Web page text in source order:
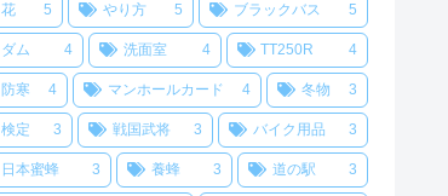
花 5 やり方 5 ブラックバス 5
ダム 4 洗面室 4 TT250R 4
防寒 4 マンホールカード 4 冬物 3
検定 3 戦国武将 3 バイク用品 3
日本蜜蜂 3 養蜂 3 道の駅 3